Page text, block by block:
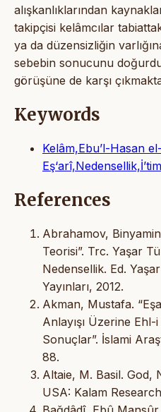
alışkanlıklarından
takipçisi kelâmcılar
ya da düzensizliğin
sebebin sonucunu
görüşüne de karşı
Keywords
Kelâm,Ebu’l-Hasan el-
References
Abrahamov,
Teorisi”. Trc. Yaşar
Nedensellik. Ed.
Yayınları, 2012.
Akman, Mustafa.
Anlayışı Üzerine Ehl-i
Sonuçlar”. İslami
88.
Altaie, M. Basil. God,
USA: Kalam